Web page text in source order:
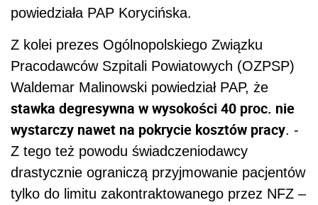
powiedziała PAP Korycińska.
Z kolei prezes Ogólnopolskiego Związku
Pracodawców Szpitali Powiatowych (OZPSP)
Waldemar Malinowski powiedział PAP, że
stawka degresywna w wysokości 40 proc. nie
wystarczy nawet na pokrycie kosztów pracy. -
Z tego też powodu świadczeniodawcy
drastycznie ograniczą przyjmowanie pacjentów
tylko do limitu zakontraktowanego przez NFZ –